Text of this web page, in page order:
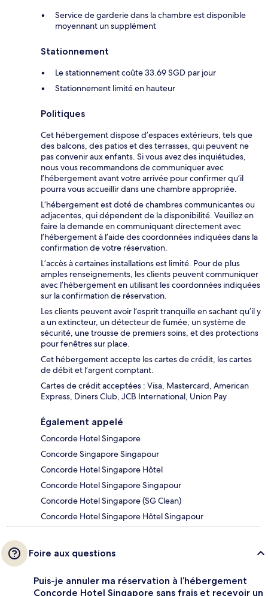
Service de garderie dans la chambre est disponible
moyennant un supplément
Stationnement
Le stationnement coûte 33.69 SGD par jour
Stationnement limité en hauteur
Politiques
Cet hébergement dispose d’espaces extérieurs, tels que
des balcons, des patios et des terrasses, qui peuvent ne
pas convenir aux enfants. Si vous avez des inquiétudes,
nous vous recommandons de communiquer avec
l’hébergement avant votre arrivée pour confirmer qu’il
pourra vous accueillir dans une chambre appropriée.
L’hébergement est doté de chambres communicantes ou
adjacentes, qui dépendent de la disponibilité. Veuillez en
faire la demande en communiquant directement avec
l’hébergement à l’aide des coordonnées indiquées dans la
confirmation de votre réservation.
L’accès à certaines installations est limité. Pour de plus
amples renseignements, les clients peuvent communiquer
avec l’hébergement en utilisant les coordonnées indiquées
sur la confirmation de réservation.
Les clients peuvent avoir l’esprit tranquille en sachant qu’il y
a un extincteur, un détecteur de fumée, un système de
sécurité, une trousse de premiers soins, et des protections
pour fenêtres sur place.
Cet hébergement accepte les cartes de crédit, les cartes
de débit et l’argent comptant.
Cartes de crédit acceptées : Visa, Mastercard, American
Express, Diners Club, JCB International, Union Pay
Également appelé
Concorde Hotel Singapore
Concorde Singapore Singapour
Concorde Hotel Singapore Hôtel
Concorde Hotel Singapore Singapour
Concorde Hotel Singapore (SG Clean)
Concorde Hotel Singapore Hôtel Singapour
Foire aux questions
Puis-je annuler ma réservation à l’hébergement
Concorde Hotel Singapore sans frais et recevoir un